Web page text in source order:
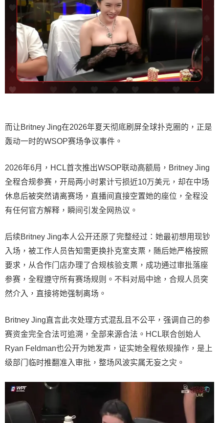
而让Britney Jing在2026年夏天彻底刷屏全球扑克圈的，正是
轰动一时的WSOP赛场争议事件。
2026年6月，HCL首次推出WSOP联动高额局，Britney Jing
全程合规参赛，开局两小时累计亏损近10万美元，却在中场
休息后被突然请离赛场，直播间直接空置她的座位，全程没
有任何官方解释，瞬间引发全网热议。
后续Britney Jing本人公开还原了完整经过：她最初想用现钞
入场，被工作人员告知需更换扑克室支票，随后她严格按照
要求，从合作门店办理了合规核验支票，成功通过审批落座
参赛，全程遵守所有赛场规则。不料对局中途，合规人员突
然介入，直接将她强制离场。
Britney Jing直言此次处理方式混乱且不公平，强调自己的参
赛资金完全合法可追溯，全部来源合法。HCL联合创始人
Ryan Feldman也公开为她发声，证实她全程依规操作，是上
级部门临时推翻准入审批，整场风波实属无妄之灾。